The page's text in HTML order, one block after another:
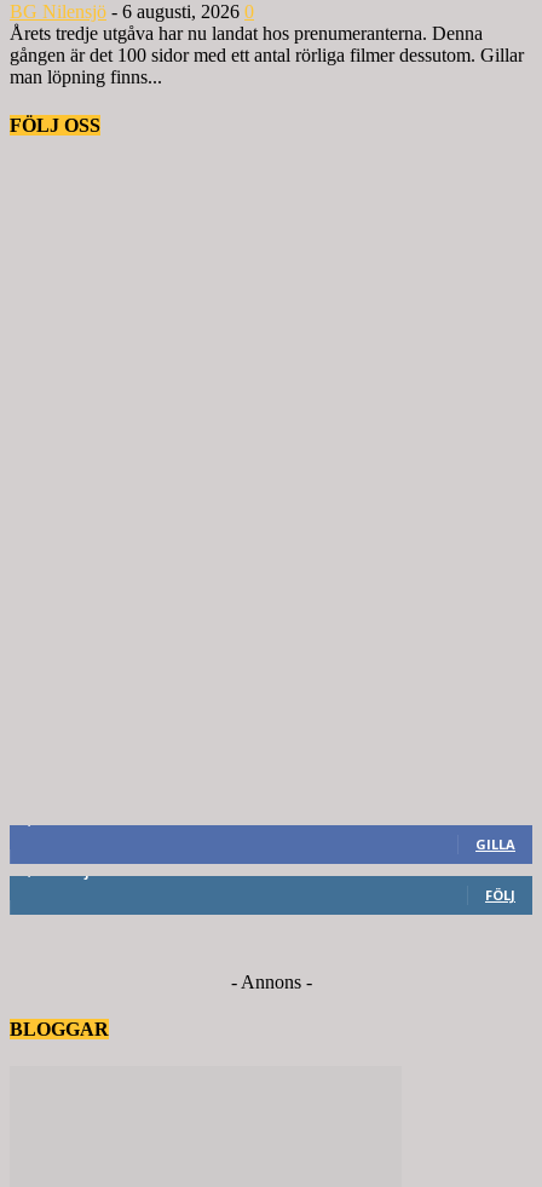
BG Nilensjö - 6 augusti, 2026 0
Årets tredje utgåva har nu landat hos prenumeranterna. Denna
gången är det 100 sidor med ett antal rörliga filmer dessutom. Gillar
man löpning finns...
FÖLJ OSS
GILLA
FÖLJ
- Annons -
BLOGGAR